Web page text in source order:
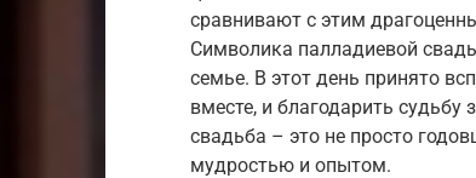
сравнивают с этим
Символика палладиевой
семье. В этот день принято
вместе, и благодарить судьбу
свадьба – это не просто
мудростью и опытом.